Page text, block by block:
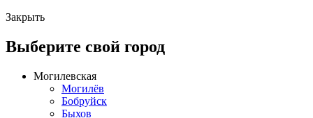
Закрыть
Выберите свой город
Могилевская
Могилёв
Бобруйск
Быхов